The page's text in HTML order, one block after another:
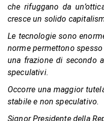
che rifuggano da
cresce un solido
Le tecnologie sono
norme permettono spesso
una frazione di secondo
speculativi.
Occorre una maggior
stabile e non speculativo.
Signor Presidente della